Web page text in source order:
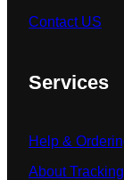
Contact US
Services
Help &
About Tracking